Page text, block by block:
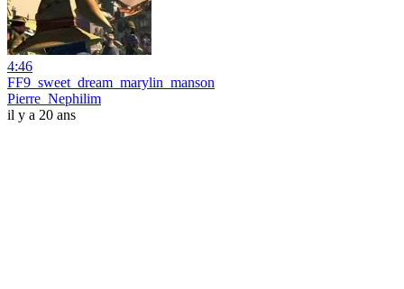
4:46
FF9_sweet_dream_marylin_manson
Pierre_Nephilim
il y a 20 ans